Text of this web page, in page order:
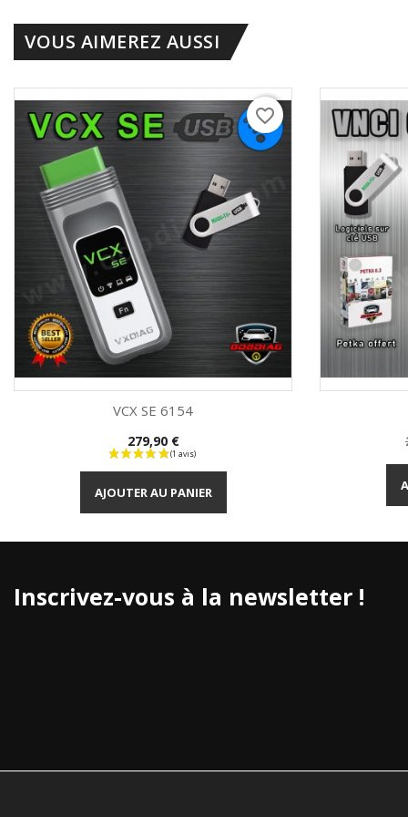
VOUS AIMEREZ AUSSI
Aperçu rapide
VCX SE 6154
Prix
279,90 €
AJOUTER AU PANIER
favorite_border
Inscrivez-vous à la newsletter !